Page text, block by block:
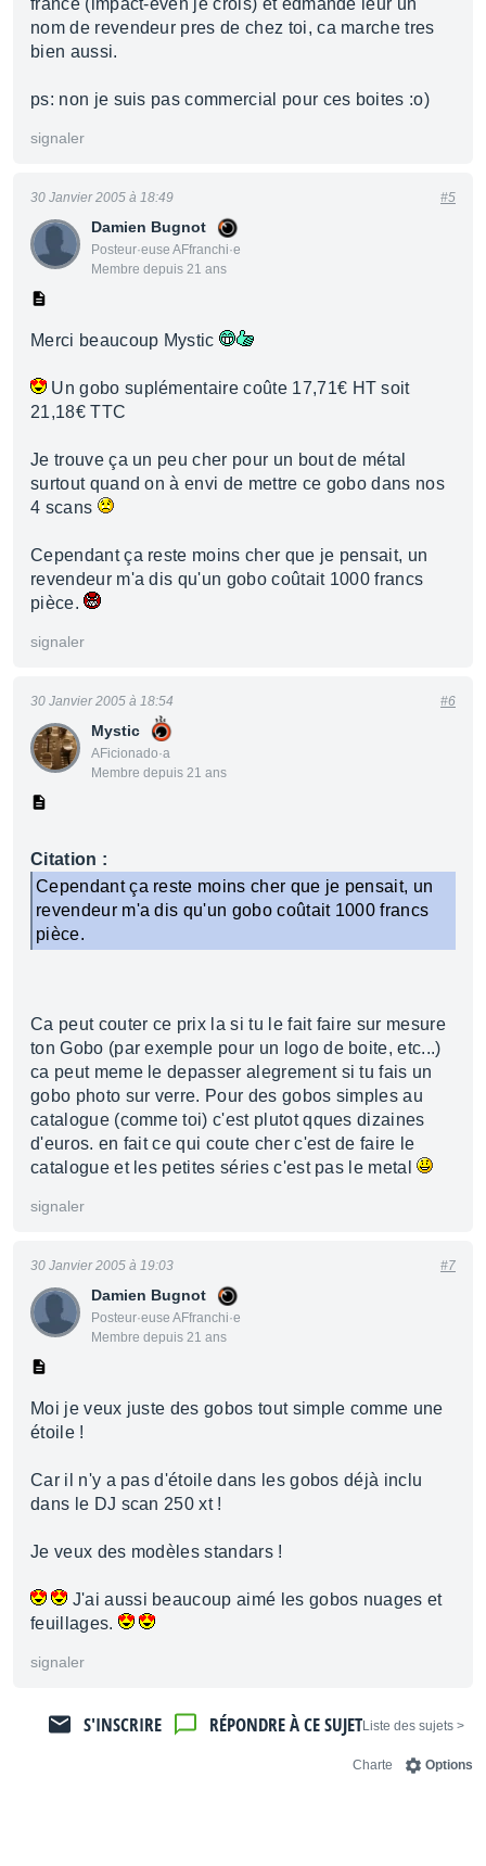
france (impact-even je crois) et edmande leur un
nom de revendeur pres de chez toi, ca marche tres
bien aussi.
ps: non je suis pas commercial pour ces boites :o)
signaler
Damien Bugnot
Posteur·euse AFfranchi·e
Membre depuis 21 ans
30 Janvier 2005 à 18:49 #5
Merci beaucoup Mystic
Un gobo suplémentaire coûte 17,71€ HT soit
21,18€ TTC
Je trouve ça un peu cher pour un bout de métal
surtout quand on à envi de mettre ce gobo dans nos
4 scans
Cependant ça reste moins cher que je pensait, un
revendeur m'a dis qu'un gobo coûtait 1000 francs
pièce.
signaler
Mystic
AFicionado·a
Membre depuis 21 ans
30 Janvier 2005 à 18:54 #6
Citation :
Cependant ça reste moins cher que je pensait, un
revendeur m'a dis qu'un gobo coûtait 1000 francs
pièce.
Ca peut couter ce prix la si tu le fait faire sur mesure
ton Gobo (par exemple pour un logo de boite, etc...)
ca peut meme le depasser alegrement si tu fais un
gobo photo sur verre. Pour des gobos simples au
catalogue (comme toi) c'est plutot qques dizaines
d'euros. en fait ce qui coute cher c'est de faire le
catalogue et les petites séries c'est pas le metal
signaler
Damien Bugnot
Posteur·euse AFfranchi·e
Membre depuis 21 ans
30 Janvier 2005 à 19:03 #7
Moi je veux juste des gobos tout simple comme une
étoile !
Car il n'y a pas d'étoile dans les gobos déjà inclu
dans le DJ scan 250 xt !
Je veux des modèles standars !
J'ai aussi beaucoup aimé les gobos nuages et
feuillages.
signaler
< Liste des sujets
RÉPONDRE À CE SUJET
S'INSCRIRE
Options
Charte